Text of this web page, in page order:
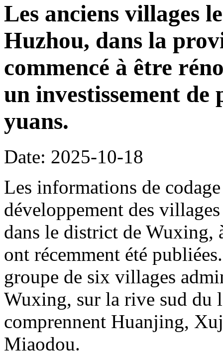
Les anciens villages
Huzhou, dans la
commencé à être
un investissement
yuans.
Date: 2025-10-18
Les informations de
développement des
dans le district de Wuxing,
ont récemment été
groupe de six villages
Wuxing, sur la rive sud du
comprennent Huanjing,
Miaodou.